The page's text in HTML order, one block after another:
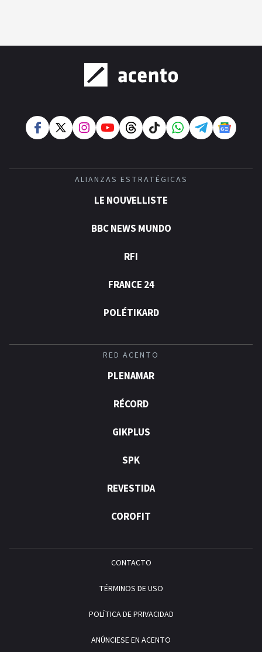
ALIANZAS ESTRATÉGICAS
LE NOUVELLISTE
BBC NEWS MUNDO
RFI
FRANCE 24
POLÉTIKARD
RED ACENTO
PLENAMAR
RÉCORD
GIKPLUS
SPK
REVESTIDA
COROFIT
CONTACTO
TÉRMINOS DE USO
POLÍTICA DE PRIVACIDAD
ANÚNCIESE EN ACENTO